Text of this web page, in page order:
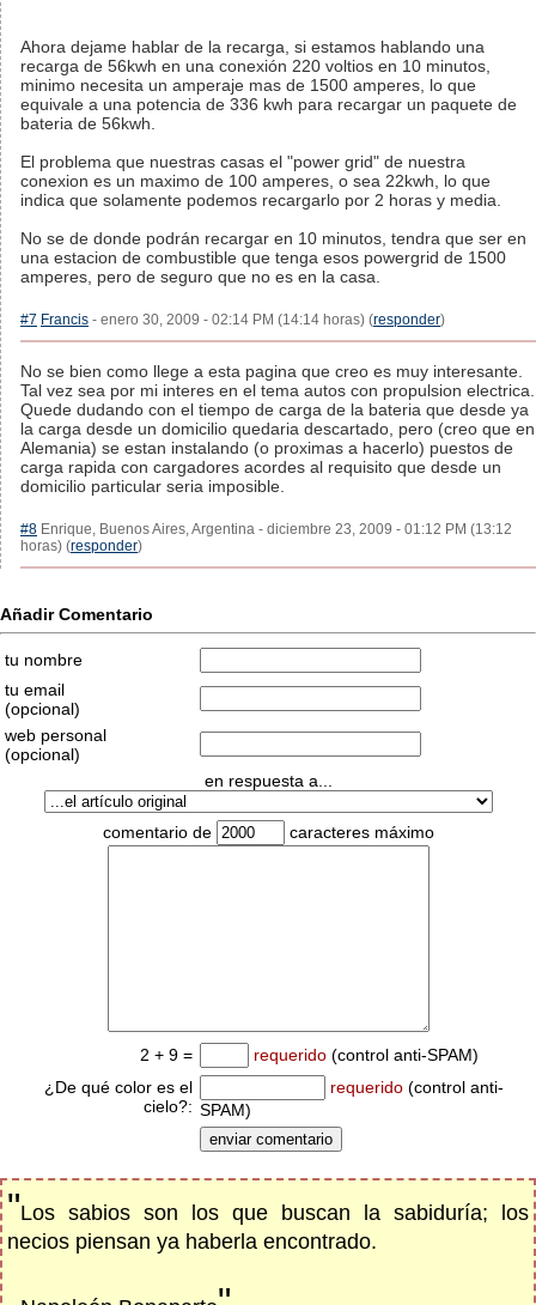
Ahora dejame hablar de la recarga, si estamos hablando una
recarga de 56kwh en una conexión 220 voltios en 10 minutos,
minimo necesita un amperaje mas de 1500 amperes, lo que
equivale a una potencia de 336 kwh para recargar un paquete de
bateria de 56kwh.
El problema que nuestras casas el "power grid" de nuestra
conexion es un maximo de 100 amperes, o sea 22kwh, lo que
indica que solamente podemos recargarlo por 2 horas y media.
No se de donde podrán recargar en 10 minutos, tendra que ser en
una estacion de combustible que tenga esos powergrid de 1500
amperes, pero de seguro que no es en la casa.
#7 Francis - enero 30, 2009 - 02:14 PM (14:14 horas) (responder)
No se bien como llege a esta pagina que creo es muy interesante.
Tal vez sea por mi interes en el tema autos con propulsion electrica.
Quede dudando con el tiempo de carga de la bateria que desde ya
la carga desde un domicilio quedaria descartado, pero (creo que en
Alemania) se estan instalando (o proximas a hacerlo) puestos de
carga rapida con cargadores acordes al requisito que desde un
domicilio particular seria imposible.
#8 Enrique, Buenos Aires, Argentina - diciembre 23, 2009 - 01:12 PM (13:12
horas) (responder)
Añadir Comentario
tu nombre
tu email
(opcional)
web personal
(opcional)
en respuesta a...
comentario de caracteres máximo
2 + 9 = requerido (control anti-SPAM)
¿De qué color es el
cielo?:
requerido (control anti-
SPAM)
"Los sabios son los que buscan la sabiduría; los
necios piensan ya haberla encontrado.